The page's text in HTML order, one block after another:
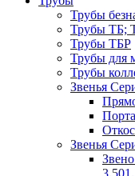
Трубы
Трубы ТБ;
Трубы ТБР
Трубы для
Трубы
Звенья
Звенья